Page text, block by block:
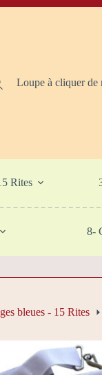
Loupe à cliquer de
Rites
8-
bleues - 15 Rites